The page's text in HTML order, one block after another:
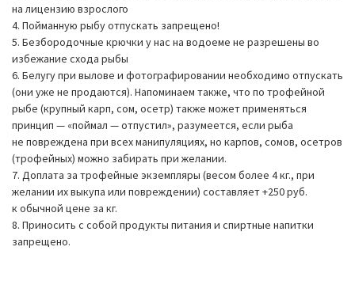
на лицензию взрослого
4. Пойманную рыбу отпускать запрещено!
5. Безбородочные крючки у нас на водоеме не разрешены во
избежание схода рыбы
6. Белугу при вылове и фотографировании необходимо отпускать
(они уже не продаются). Напоминаем также, что по трофейной
рыбе (крупный карп, сом, осетр) также может применяться
принцип — «поймал — отпустил», разумеется, если рыба
не повреждена при всех манипуляциях, но карпов, сомов, осетров
(трофейных) можно забирать при желании.
7. Доплата за трофейные экземпляры (весом более 4 кг., при
желании их выкупа или повреждении) составляет +250 руб.
к обычной цене за кг.
8. Приносить с собой продукты питания и спиртные напитки
запрещено.